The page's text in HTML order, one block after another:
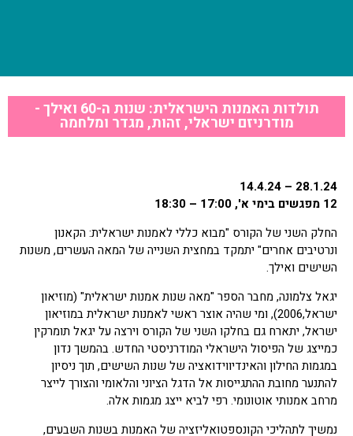
תולדות האמנות הישראלית: שנות ה-60 ואילך -
מודרניזם ישראלי, זהות, מגדר ומלחמה
28.1.24 – 14.4.24
12 מפגשים בימי א', 17:00 – 18:30
החלק השני של הקורס "מבוא כללי לאמנות ישראלית: הקאנון
ונרטיבים אחרים" יתמקד במחצית השנייה של המאה העשרים, משנות
השישים ואילך.
יגאל צלמונה, מחבר הספר "מאה שנות אמנות ישראלית" (מוזיאון
ישראל,2006), ומי שהיה אוצר ראשי לאמנות ישראלית במוזיאון
ישראל, יתארח גם בחלקו השני של הקורס וירצה על יגאל תומרקין
כמייצג של הפיסול הישראלי המודרניסטי החדש. בהמשך נדון
במגמות החילון והאינדיווידואציה של שנות השישים, תוך ניסיון
להתנער מחובת ההתגייסות אל הדגל הציוני והלאומי והצורך לייצר
מרחב אמנותי אוטונומי. רפי לביא ייצג מגמות אלה.
נמשיך לתהליכי הקונספטואליזציה של האמנות בשנות השבעים,